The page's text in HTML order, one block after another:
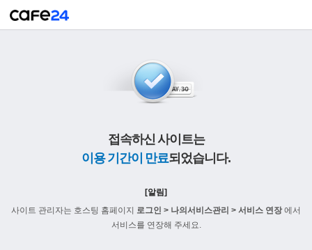
접속하신 사이트는
이용 기간이 만료되었습니다.
[알림]
사이트 관리자는 호스팅 홈페이지 로그인 > 나의서비스관리 > 서비스 연장에서
서비스를 연장해 주세요.